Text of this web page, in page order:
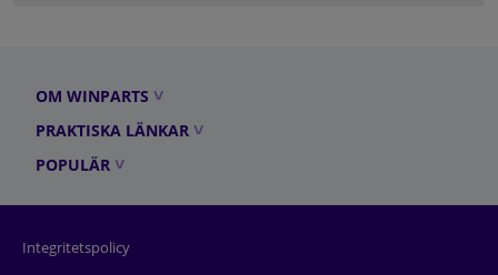
OM WINPARTS
PRAKTISKA LÄNKAR
POPULÄR
Integritetspolicy